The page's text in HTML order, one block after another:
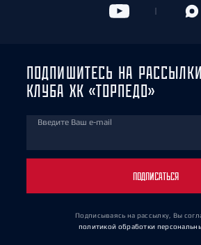
ПОДПИШИТЕСЬ НА
КЛУБА ХК «ТОРПЕДО»
Введите Ваш e-mail
ПОДПИСАТЬСЯ
Подписываясь на рассылку, Вы
политикой обработки